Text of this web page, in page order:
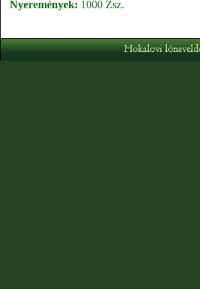
Nyeremények: 1000 Zsz.